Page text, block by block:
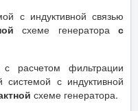
с индуктивной связью
схеме генератора с
с расчетом фильтрации
системой с индуктивной
схеме генератора.